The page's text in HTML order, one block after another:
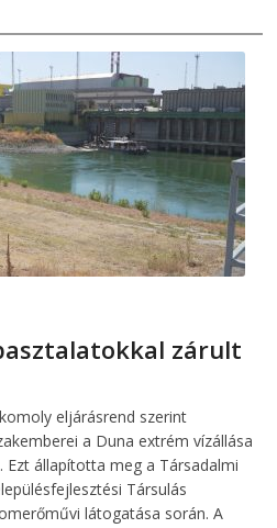
zárult
eljárásrend szerint
a Duna extrém vízállása
Ezt állapította meg a Társadalmi
Társulás
látogatása során. A